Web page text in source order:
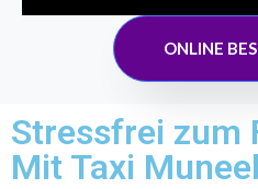
ONLINE
Stressfrei zum
Mit Taxi